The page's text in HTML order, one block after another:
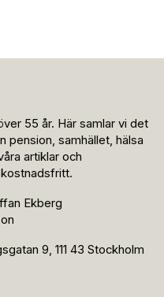
55 år. Här samlar vi det
pension, samhället, hälsa
artiklar och
Ekberg
9, 111 43 Stockholm